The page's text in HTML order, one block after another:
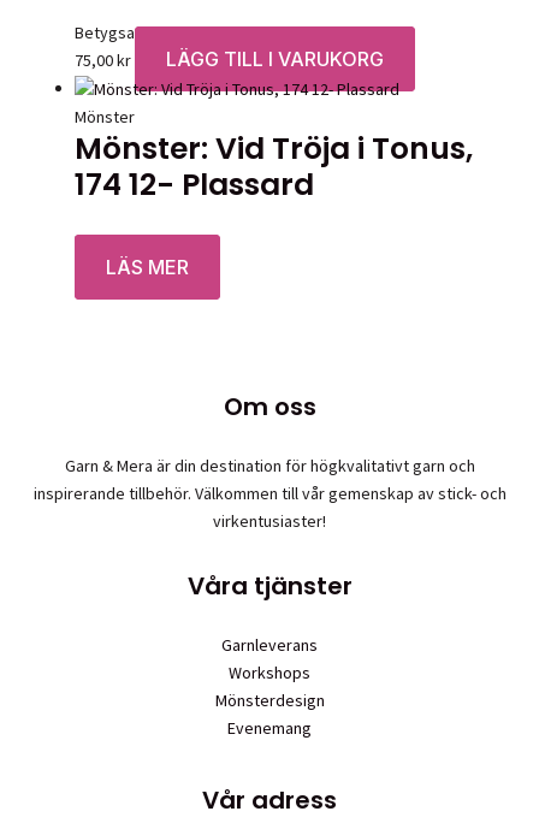
Betygsatt0av 5
75,00kr LÄGG TILL I VARUKORG
Mönster
Mönster: Vid Tröja i Tonus,
174 12- Plassard
Betygsatt0av 5
LÄS MER
Om oss
Garn & Mera är din destination för högkvalitativt garn och
inspirerande tillbehör. Välkommen till vår gemenskap av stick- och
virkentusiaster!
Våra tjänster
Garnleverans
Workshops
Mönsterdesign
Evenemang
Vår adress